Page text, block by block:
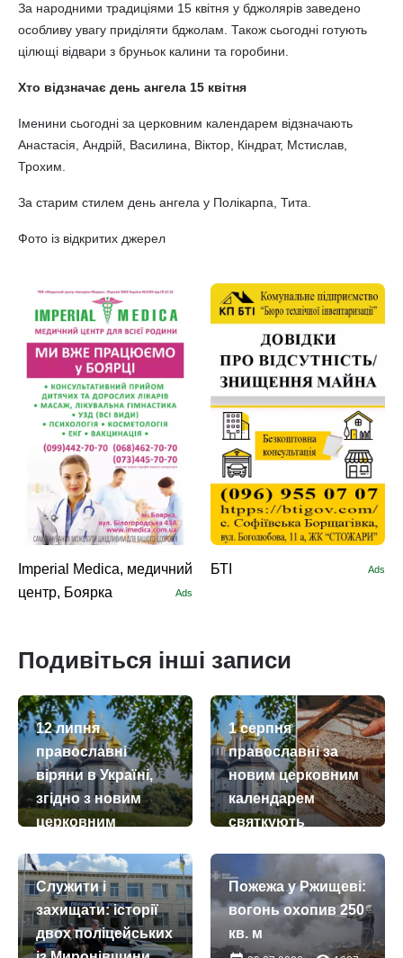
За народними традиціями 15 квітня у бджолярів заведено
особливу увагу приділяти бджолам. Також сьогодні готують
цілющі відвари з бруньок калини та горобини.
Хто відзначає день ангела 15 квітня
Іменини сьогодні за церковним календарем відзначають
Анастасія, Андрій, Василина, Віктор, Кіндрат, Мстислав,
Трохим.
За старим стилем день ангела у Полікарпа, Тита.
Фото із відкритих джерел
Imperial Medica, медичний
центр, Боярка
Ads
БТІ Ads
Подивіться інші записи
12 липня
православні
віряни в Україні,
згідно з новим
церковним
вшановують
пам’ять перших
мучеників
Київської Русі –
1 серпня
православні за
новим церковним
календарем
святкують
Винесення чесних
древ
животворчого
Хреста
Служити і
захищати: історії
двох поліцейських
Пожежа у Ржищеві:
вогонь охопив 250
кв. м